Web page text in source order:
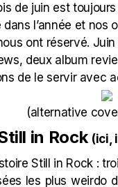
de juin est
l’année et nos
ont réservé.
deux album
de le servir avec
(alternative
in Rock (ici,
Still in Rock :
les plus